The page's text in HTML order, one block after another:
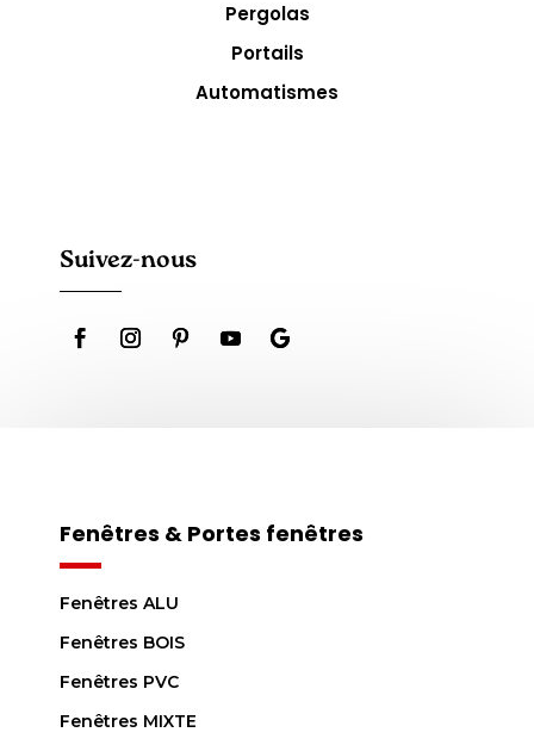
Pergolas
Portails
Automatismes
Suivez-nous
Fenêtres & Portes fenêtres
Fenêtres ALU
Fenêtres BOIS
Fenêtres PVC
Fenêtres MIXTE